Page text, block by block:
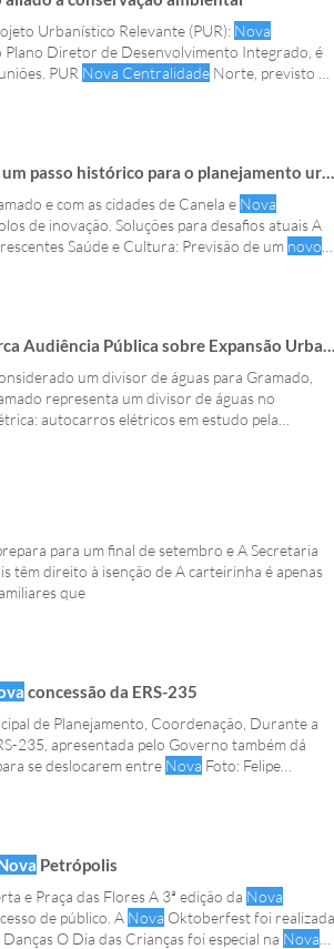
Urbanístico Relevante (PUR): Nova
Diretor de Desenvolvimento Integrado, é
PUR Nova Centralidade Norte, previsto no
histórico para o planejamento urbano de Gramado
e com as cidades de Canela e Nova
de inovação. Soluções para desafios atuais A
Saúde e Cultura: Previsão de um novo
Pública sobre Expansão Urbana Planejada
um divisor de águas para Gramado,
representa um divisor de águas no
autocarros elétricos em estudo pela
para um final de setembro e A Secretaria
têm direito à isenção de A carteirinha é apenas
que
concessão da ERS-235
de Planejamento, Coordenação, Durante a
235, apresentada pelo Governo também dá
se deslocarem entre Nova Foto: Felipe
Petrópolis
e Praça das Flores A 3ª edição da Nova
de público. A Nova Oktoberfest foi realizada
O Dia das Crianças foi especial na Nova